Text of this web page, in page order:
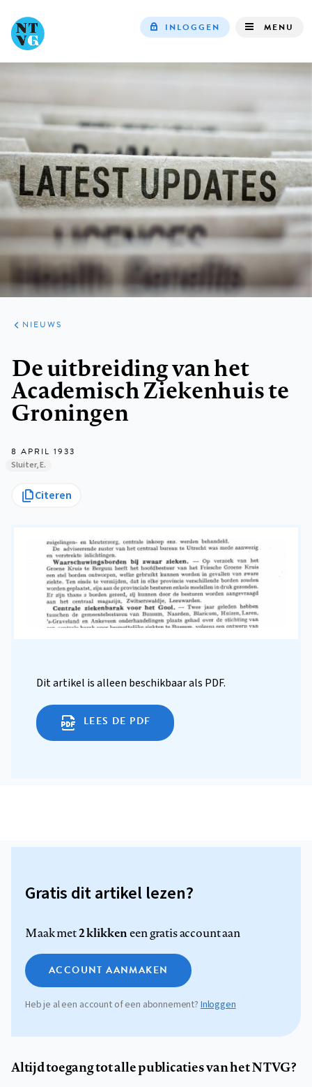
navigation
INLOGGEN MENU
ARTIKELEN
HET
KORT
NIEUWS
De uitbreiding van het
Academisch Ziekenhuis te
Groningen
8 APRIL 1933
Sluiter, E.
Citeren
Dit artikel is alleen beschikbaar als PDF.
LEES DE PDF
Gratis dit artikel lezen?
Maak met2 klikkeneen gratis account aan
ACCOUNT AANMAKEN
Heb je al een account of een abonnement? Inloggen
Altijd toegang tot alle publicaties van het NTVG?